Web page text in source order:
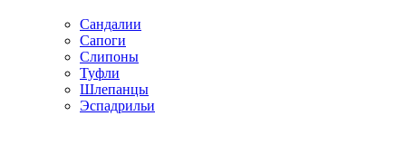
Сандалии
Сапоги
Слипоны
Туфли
Шлепанцы
Эспадрильи